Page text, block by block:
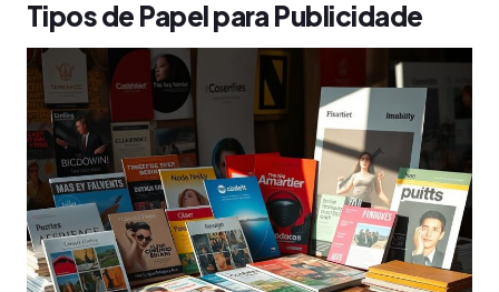
Tipos de Papel para Publicidade